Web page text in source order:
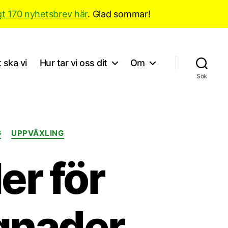
170 nyhetsbrev här. Glad sommar!
ska vi Hur tar vi oss dit Om
Sök
UPPVÄXLING
för